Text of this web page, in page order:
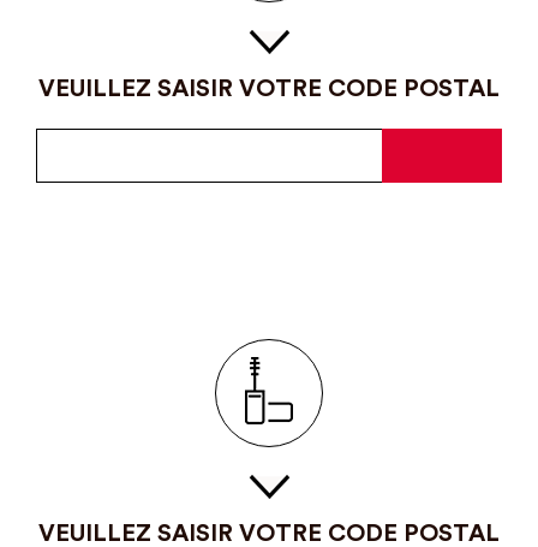
VEUILLEZ SAISIR VOTRE CODE POSTAL
VEUILLEZ SAISIR VOTRE CODE POSTAL